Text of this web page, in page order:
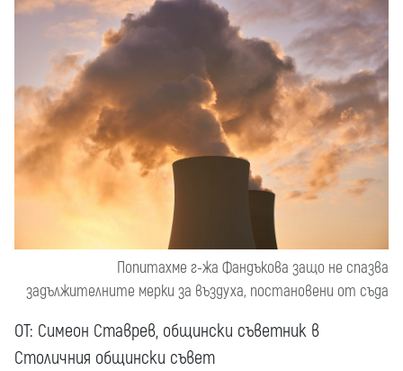
Попитахме г-жа Фандъкова защо не спазва
задължителните мерки за въздуха, постановени от съда
OT: Симеон Ставрев, общински съветник в
Столичния общински съвет